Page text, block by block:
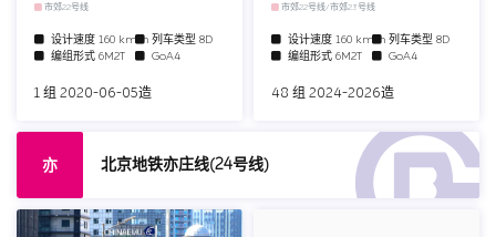
市郊22号线
设计速度 160 km/h列车类型 8D
编组形式 6M2T GoA4
1 组 2020-06-05造
市郊22号线/市郊23号线
设计速度 160 km/h列车类型 8D
编组形式 6M2T GoA4
48 组 2024-2026造
亦 北京地铁亦庄线(24号线)